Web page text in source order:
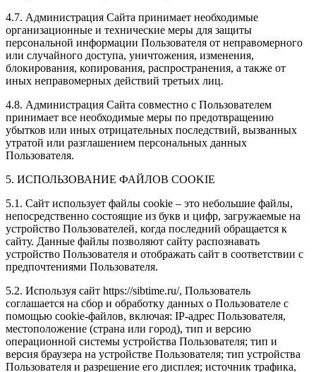
4.7. Администрация Сайта принимает необходимые
организационные и технические меры для защиты
персональной информации Пользователя от неправомерного
или случайного доступа, уничтожения, изменения,
блокирования, копирования, распространения, а также от
иных неправомерных действий третьих лиц.
4.8. Администрация Сайта совместно с Пользователем
принимает все необходимые меры по предотвращению
убытков или иных отрицательных последствий, вызванных
утратой или разглашением персональных данных
Пользователя.
5. ИСПОЛЬЗОВАНИЕ ФАЙЛОВ COOKIE
5.1. Сайт использует файлы cookie – это небольшие файлы,
непосредственно состоящие из букв и цифр, загружаемые на
устройство Пользователей, когда последний обращается к
сайту. Данные файлы позволяют сайту распознавать
устройство Пользователя и отображать сайт в соответствии с
предпочтениями Пользователя.
5.2. Используя сайт https://sibtime.ru/, Пользователь
соглашается на сбор и обработку данных о Пользователе с
помощью cookie-файлов, включая: IP-адрес Пользователя,
местоположение (страна или город), тип и версию
операционной системы устройства Пользователя; тип и
версия браузера на устройстве Пользователя; тип устройства
Пользователя и разрешение его дисплея; источник трафика,